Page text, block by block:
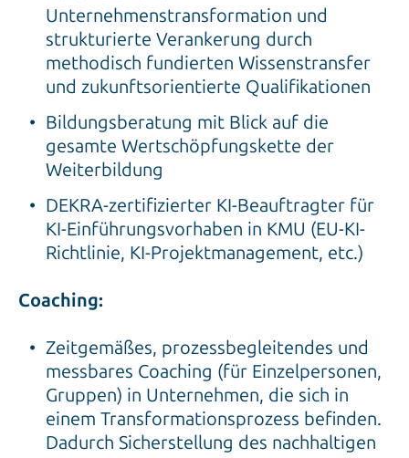
Unternehmenstransformation und
strukturierte Verankerung durch
methodisch fundierten Wissenstransfer
und zukunftsorientierte Qualifikationen
Bildungsberatung mit Blick auf die
gesamte Wertschöpfungskette der
Weiterbildung
DEKRA-zertifizierter KI-Beauftragter für
KI-Einführungsvorhaben in KMU (EU-KI-
Richtlinie, KI-Projektmanagement, etc.)
Coaching:
Zeitgemäßes, prozessbegleitendes und
messbares Coaching (für Einzelpersonen,
Gruppen) in Unternehmen, die sich in
einem Transformationsprozess befinden.
Dadurch Sicherstellung des nachhaltigen